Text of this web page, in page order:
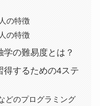
の特徴
の特徴
学の難易度とは？
得するための4ステ
どのプログラミング